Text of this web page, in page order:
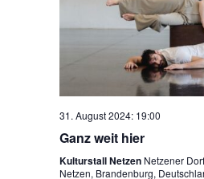
31. August 2024: 19:00
Ganz weit hier
Kulturstall Netzen Netzener
Netzen, Brandenburg,